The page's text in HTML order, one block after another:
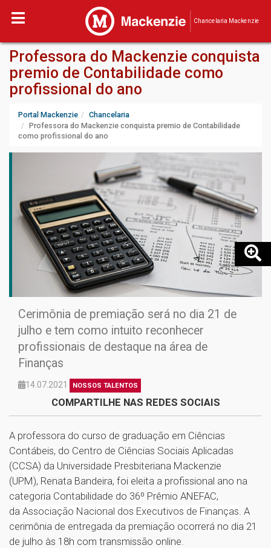
Chancelaria Mackenzie
Professora do Mackenzie conquista
premio de Contabilidade como
profissional do ano
Portal Mackenzie
Chancelaria
Professora do Mackenzie conquista premio de Contabilidade
como profissional do ano
Cerimônia de premiação será no dia 21 de
julho e tem como intuito reconhecer
profissionais de destaque na área de
Finanças
14.07.2021 NOSSOS TALENTOS
COMPARTILHE NAS REDES SOCIAIS
A professora do curso de graduação em Ciências
Contábeis, do Centro de Ciências Sociais Aplicadas
(CCSA) da Universidade Presbiteriana Mackenzie
(UPM), Renata Bandeira, foi eleita a profissional ano na
categoria Contabilidade do 36º Prêmio ANEFAC,
da Associação Nacional dos Executivos de Finanças . A
cerimônia de entregada da premiação ocorrerá no dia 21
de julho às 18h com transmissão online.